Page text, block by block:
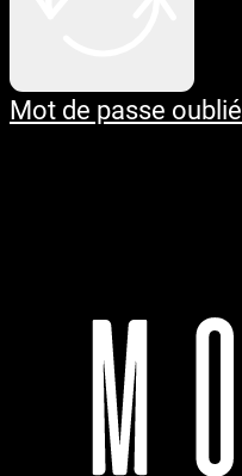
Mot de passe oublié